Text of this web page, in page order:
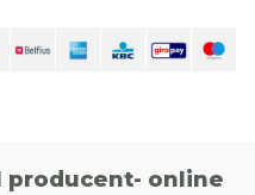
producent- online